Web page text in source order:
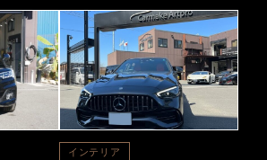
インテリア